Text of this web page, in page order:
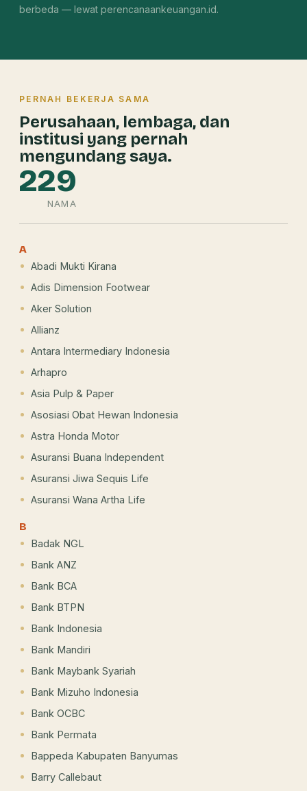
berbeda — lewat perencanaankeuangan.id.
PERNAH BEKERJA SAMA
Perusahaan, lembaga, dan
institusi yang pernah
mengundang saya.
229
NAMA
A
Abadi Mukti Kirana
Adis Dimension Footwear
Aker Solution
Allianz
Antara Intermediary Indonesia
Arhapro
Asia Pulp & Paper
Asosiasi Obat Hewan Indonesia
Astra Honda Motor
Asuransi Buana Independent
Asuransi Jiwa Sequis Life
Asuransi Wana Artha Life
B
Badak NGL
Bank ANZ
Bank BCA
Bank BTPN
Bank Indonesia
Bank Mandiri
Bank Maybank Syariah
Bank Mizuho Indonesia
Bank OCBC
Bank Permata
Bappeda Kabupaten Banyumas
Barry Callebaut